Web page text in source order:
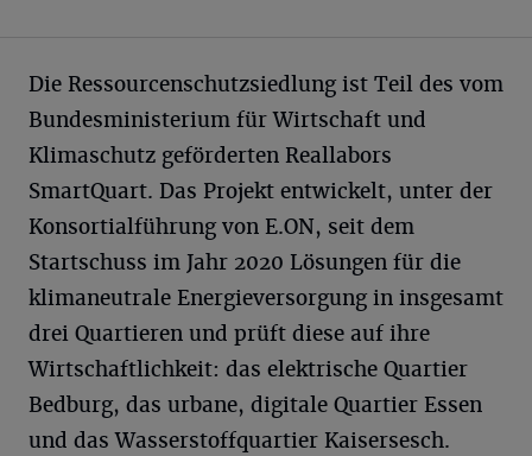
Die Ressourcenschutzsiedlung ist Teil des vom
Bundesministerium für Wirtschaft und
Klimaschutz geförderten Reallabors
SmartQuart. Das Projekt entwickelt, unter der
Konsortialführung von E.ON, seit dem
Startschuss im Jahr 2020 Lösungen für die
klimaneutrale Energieversorgung in insgesamt
drei Quartieren und prüft diese auf ihre
Wirtschaftlichkeit: das elektrische Quartier
Bedburg, das urbane, digitale Quartier Essen
und das Wasserstoffquartier Kaisersesch.